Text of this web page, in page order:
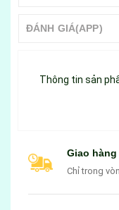
ĐÁNH GIÁ(APP)
Thông tin sản
Giao
Chỉ trong